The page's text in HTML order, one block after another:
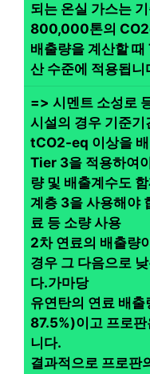
되는 온실 가스는
800,000톤의
배출량을 계산할
산 수준에 적용됩니
=> 시멘트 소성로
시설의 경우 기준
tCO2-eq 이상을
Tier 3을 적용하여
량 및 배출계수도
계층 3을 사용해야
료 등 소량 사용
2차 연료의 배출량
경우 그 다음으로
다.가마당
유연탄의 연료 배
87.5%)이고 프로
니다.
결과적으로 프로판